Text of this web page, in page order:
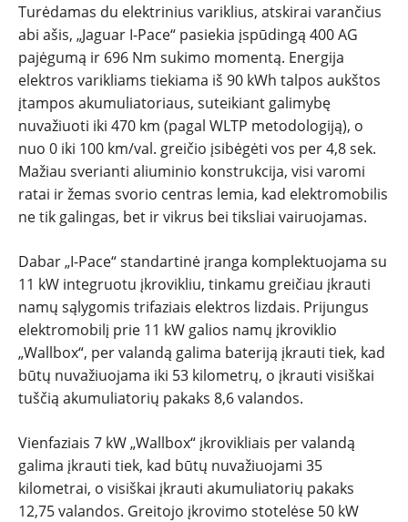
ĮVAIRENYBĖS
Turėdamas du elektrinius variklius, atskirai varančius
abi ašis, „Jaguar I-Pace“ pasiekia įspūdingą 400 AG
pajėgumą ir 696 Nm sukimo momentą. Energija
elektros varikliams tiekiama iš 90 kWh talpos aukštos
įtampos akumuliatoriaus, suteikiant galimybę
nuvažiuoti iki 470 km (pagal WLTP metodologiją), o
nuo 0 iki 100 km/val. greičio įsibėgėti vos per 4,8 sek.
Mažiau sverianti aliuminio konstrukcija, visi varomi
ratai ir žemas svorio centras lemia, kad elektromobilis
ne tik galingas, bet ir vikrus bei tiksliai vairuojamas.
Dabar „I-Pace“ standartinė įranga komplektuojama su
11 kW integruotu įkrovikliu, tinkamu greičiau įkrauti
namų sąlygomis trifaziais elektros lizdais. Prijungus
elektromobilį prie 11 kW galios namų įkroviklio
„Wallbox“, per valandą galima bateriją įkrauti tiek, kad
būtų nuvažiuojama iki 53 kilometrų, o įkrauti visiškai
tuščią akumuliatorių pakaks 8,6 valandos.
Vienfaziais 7 kW „Wallbox“ įkrovikliais per valandą
galima įkrauti tiek, kad būtų nuvažiuojami 35
kilometrai, o visiškai įkrauti akumuliatorių pakaks
12,75 valandos. Greitojo įkrovimo stotelėse 50 kW